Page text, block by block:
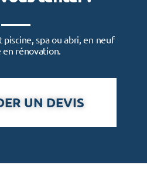
spa ou abri, en neuf
en rénovation.
UN DEVIS